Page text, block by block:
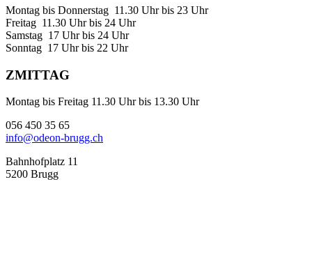
Montag bis Donnerstag 11.30 Uhr bis 23 Uhr
Freitag 11.30 Uhr bis 24 Uhr
Samstag 17 Uhr bis 24 Uhr
Sonntag 17 Uhr bis 22 Uhr
ZMITTAG
Montag bis Freitag 11.30 Uhr bis 13.30 Uhr
056 450 35 65
info@odeon-brugg.ch
Bahnhofplatz 11
5200 Brugg